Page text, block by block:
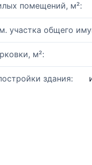
помещений, м²:
участка общего
м²:
здания: